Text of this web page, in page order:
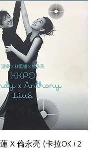
X 倫永亮 (卡拉OK / 2